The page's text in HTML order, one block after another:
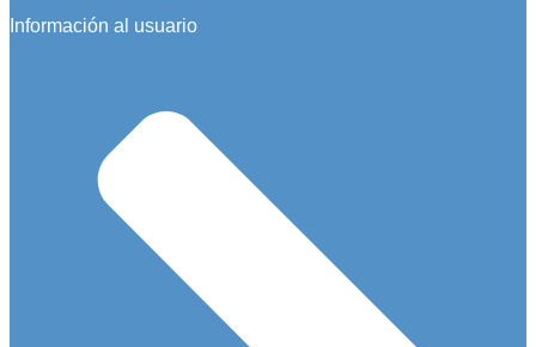
Información al usuario